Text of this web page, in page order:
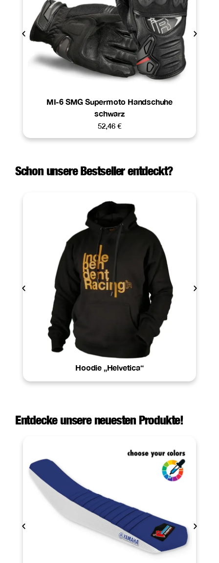
MI-6 SMG Supermoto Handschuhe
schwarz
52,46 €
Schon unsere Bestseller entdeckt?
Hoodie „Helvetica“
Entdecke unsere neuesten Produkte!